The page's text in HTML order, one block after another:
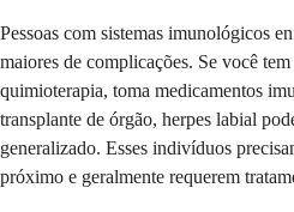
Pessoas com sistemas imunológicos
maiores de complicações. Se você
quimioterapia, toma medicamentos
transplante de órgão, herpes labial
generalizado. Esses indivíduos
próximo e geralmente requerem